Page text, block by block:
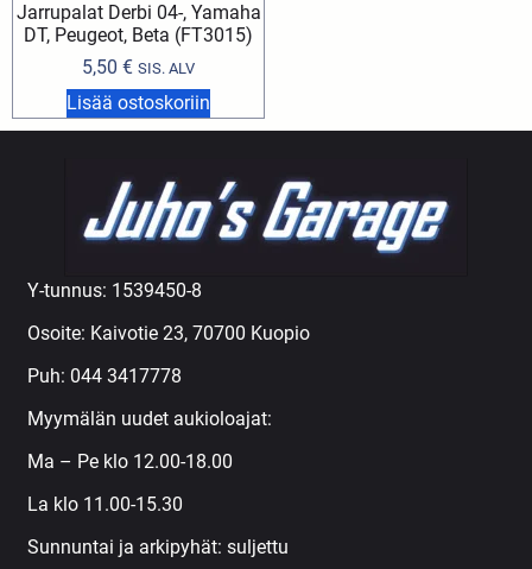
Jarrupalat Derbi 04-, Yamaha
DT, Peugeot, Beta (FT3015)
5,50 € SIS. ALV
Lisää ostoskoriin
Y-tunnus: 1539450-8
Osoite: Kaivotie 23, 70700 Kuopio
Puh: 044 3417778
Myymälän uudet aukioloajat:
Ma – Pe klo 12.00-18.00
La klo 11.00-15.30
Sunnuntai ja arkipyhät: suljettu